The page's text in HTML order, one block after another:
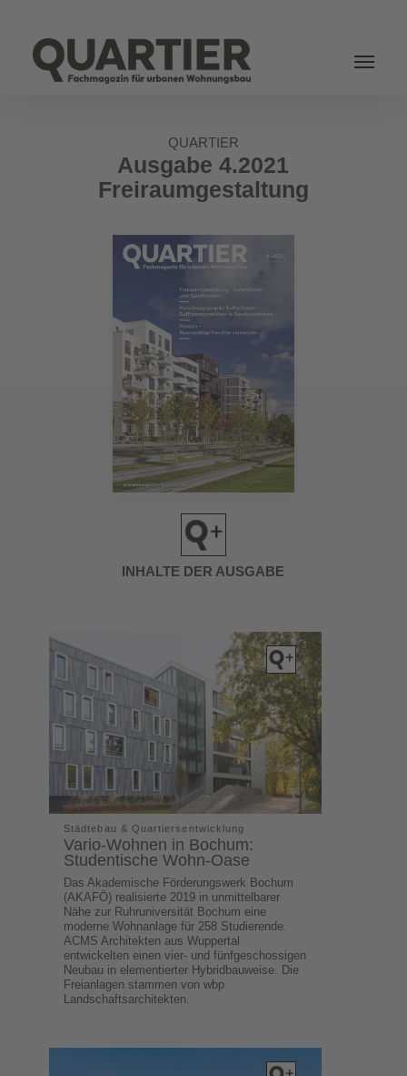
QUARTIER
Ausgabe 4.2021
Freiraumgestaltung
INHALTE DER AUSGABE
Städtebau & Quartiersentwicklung
Vario-Wohnen in Bochum:
Studentische Wohn-Oase
Das Akademische Förderungswerk Bochum
(AKAFÖ) realisierte 2019 in unmittelbarer
Nähe zur Ruhruniversität Bochum eine
moderne Wohnanlage für 258 Studierende.
ACMS Architekten aus Wuppertal
entwickelten einen vier- und fünfgeschossigen
Neubau in elementierter Hybridbauweise. Die
Freianlagen stammen von wbp
Landschaftsarchitekten.